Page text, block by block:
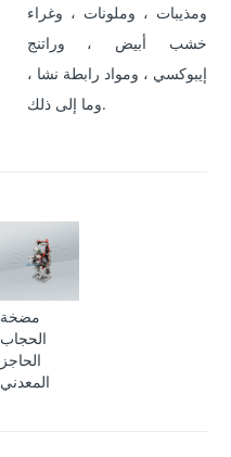
ومذيبات ، وملونات ، وغراء
خشب أبيض ، وراتنج
إيبوكسي ، ومواد رابطة نشا ،
وما إلى ذلك.
مضخة
الحجاب
الحاجز
المعدني